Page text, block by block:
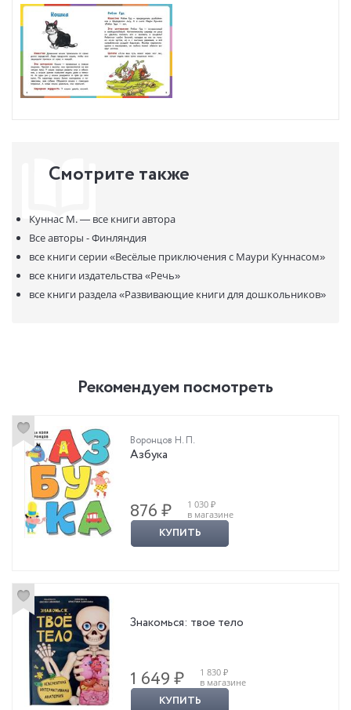
Смотрите также
Куннас М. — все книги автора
Все авторы - Финляндия
все книги серии«Весёлые приключения с Маури Куннасом»
все книги издательства«Речь»
все книги раздела«Развивающие книги для дошкольников»
Рекомендуем посмотреть
Воронцов Н. П.
Азбука
876 ₽
1 030 ₽
в магазине
КУПИТЬ
Знакомься: твое тело
1 649 ₽
1 830 ₽
в магазине
КУПИТЬ